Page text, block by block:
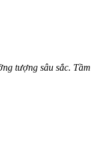
tượng sâu sắc. Tầm